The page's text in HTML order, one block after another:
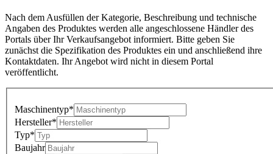
Nach dem Ausfüllen der Kategorie, Beschreibung und technische
Angaben des Produktes werden alle angeschlossene Händler des
Portals über Ihr Verkaufsangebot informiert. Bitte geben Sie
zunächst die Spezifikation des Produktes ein und anschließend ihre
Kontaktdaten. Ihr Angebot wird nicht in diesem Portal
veröffentlicht.
Maschinentyp*
Hersteller*
Typ*
Baujahr